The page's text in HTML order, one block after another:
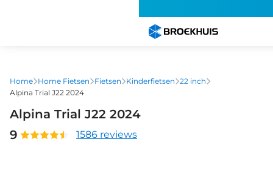
gaan
Home Home Fietsen Fietsen Kinderfietsen 22 inch
Alpina Trial J22 2024
Alpina Trial J22 2024
9
1586 reviews